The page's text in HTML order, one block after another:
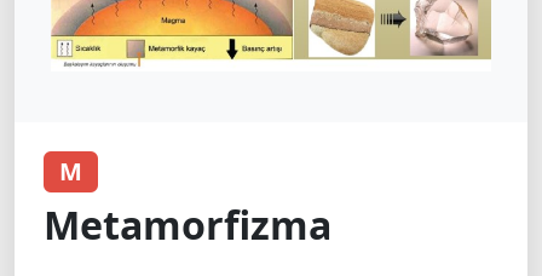
M
Metamorfizma